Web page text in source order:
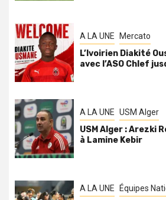
A LA UNE Mercato
L’Ivoirien Diakité
avec l’ASO Chlef
A LA UNE USM Alger
USM Alger : Arezki
à Lamine Kebir
A LA UNE Équipes